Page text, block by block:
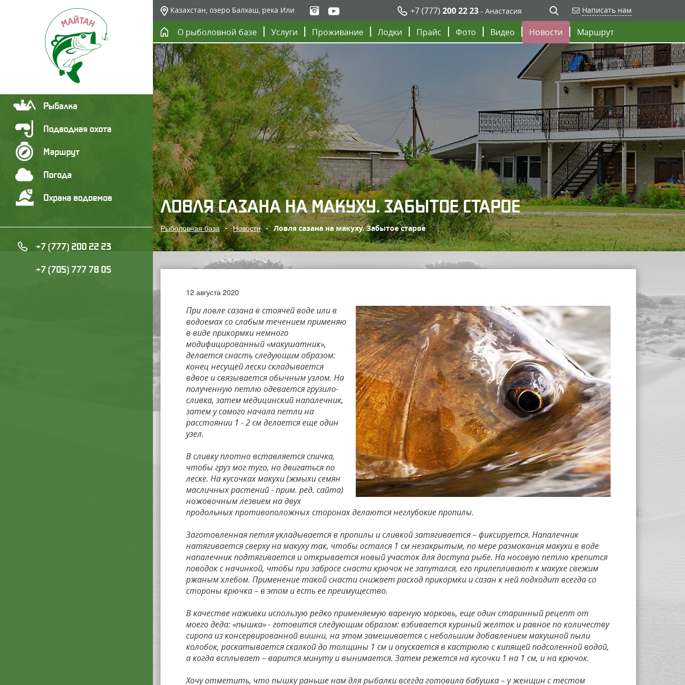
Рыбалка
Подводная охота
Маршрут
Погода
Охрана водоемов
+7 (777) 200 22 23
+7 (705) 777 78 05
Казахстан, озеро Балхаш, река Или +7 (777)200 22 23 - Анастасия Написать нам
О рыболовной базе Услуги Проживание Лодки Прайс Фото Видео Новости Маршрут
ЛОВЛЯ САЗАНА НА МАКУХУ. ЗАБЫТОЕ СТАРОЕ
Рыболовная база Новости Ловля сазана на макуху. Забытое старое
12 августа 2020
При ловле сазана в стоячей воде или в
водоемах со слабым течением применяю
в виде прикормки немного
модифицированный «макушатник»,
делается снасть следующим образом:
конец несущей лески складывается
вдвое и связывается обычным узлом. На
полученную петлю одевается грузило-
сливка, затем медицинский напалечник,
затем у самого начала петли на
расстоянии 1 - 2 см делается еще один
узел.
В сливку плотно вставляется спичка,
чтобы груз мог туго, но двигаться по
леске. На кусочках макухи (жмыхи семян
масличных растений - прим. ред. сайта)
ножовочным лезвием на двух
продольных противоположных сторонах делаются неглубокие пропилы.
Заготовленная петля укладывается в пропилы и сливкой затягивается – фиксируется. Напалечник
натягивается сверху на макуху так, чтобы остался 1 см незакрытым, по мере размокания макухи в воде
напалечник подтягивается и открывается новый участок для доступа рыбе. На носовую петлю крепится
поводок с начинкой, чтобы при забросе снасти крючок не запутался, его прилепливают к макухе свежим
ржаным хлебом. Применение такой снасти снижает расход прикормки и сазан к ней подходит всегда со
стороны крючка – в этом и есть ее преимущество.
В качестве наживки использую редко применяемую вареную морковь, еще один старинный рецепт от
моего деда: «пышка» - готовится следующим образом: взбивается куриный желток и равное по количеству
сиропа из консервированной вишни, на этом замешивается с небольшим добавлением макушной пыли
колобок, раскатывается скалкой до толщины 1 см и опускается в кастрюлю с кипящей подсоленной водой,
а когда всплывает – варится минуту и вынимается. Затем режется на кусочки 1 на 1 см, и на крючок.
Хочу отметить, что пышку раньше нам для рыбалки всегда готовила бабушка – у женщин с тестом